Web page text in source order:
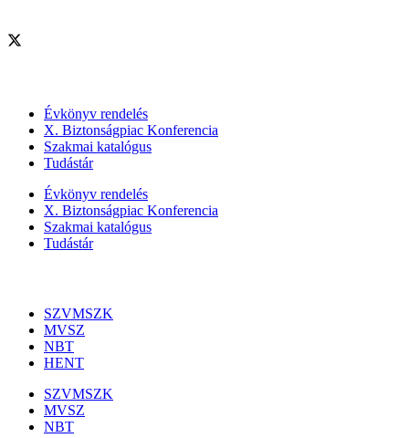
Évkönyv rendelés
X. Biztonságpiac Konferencia
Szakmai katalógus
Tudástár
Évkönyv rendelés
X. Biztonságpiac Konferencia
Szakmai katalógus
Tudástár
SZVMSZK
MVSZ
NBT
HENT
SZVMSZK
MVSZ
NBT